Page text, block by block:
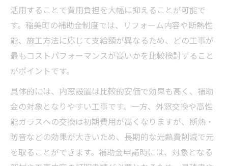
活用することで費用負担を大幅に抑えることが可能で
す。稲美町の補助金制度では、リフォーム内容や断熱性
能、施工方法に応じて支給額が異なるため、どの工事が
最もコストパフォーマンスが高いかを比較検討すること
がポイントです。
具体的には、内窓設置は比較的安価で効果も高く、補助
金の対象となりやすい工事です。一方、外窓交換や高性
能ガラスへの交換は初期費用が高くなりますが、断熱・
防音などの効果が大きいため、長期的な光熱費削減で元
を取ることができます。補助金申請時には、対象となる